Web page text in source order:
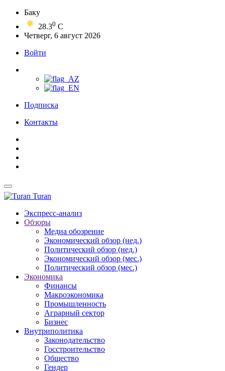
Баку
28.30 C
Четверг, 6 август 2026
Войти
Подписка
Контакты
Turan
Экспресс-анализ
Обзоры
Медиа обозрение
Экономический обзор (нед.)
Политический обзор (нед.)
Экономический обзор (мес.)
Политический обзор (мес.)
Экономика
Финансы
Макроэкономика
Промышленность
Аграрный сектор
Бизнес
Внутриполитика
Законодательство
Госстроительство
Общество
Гендер